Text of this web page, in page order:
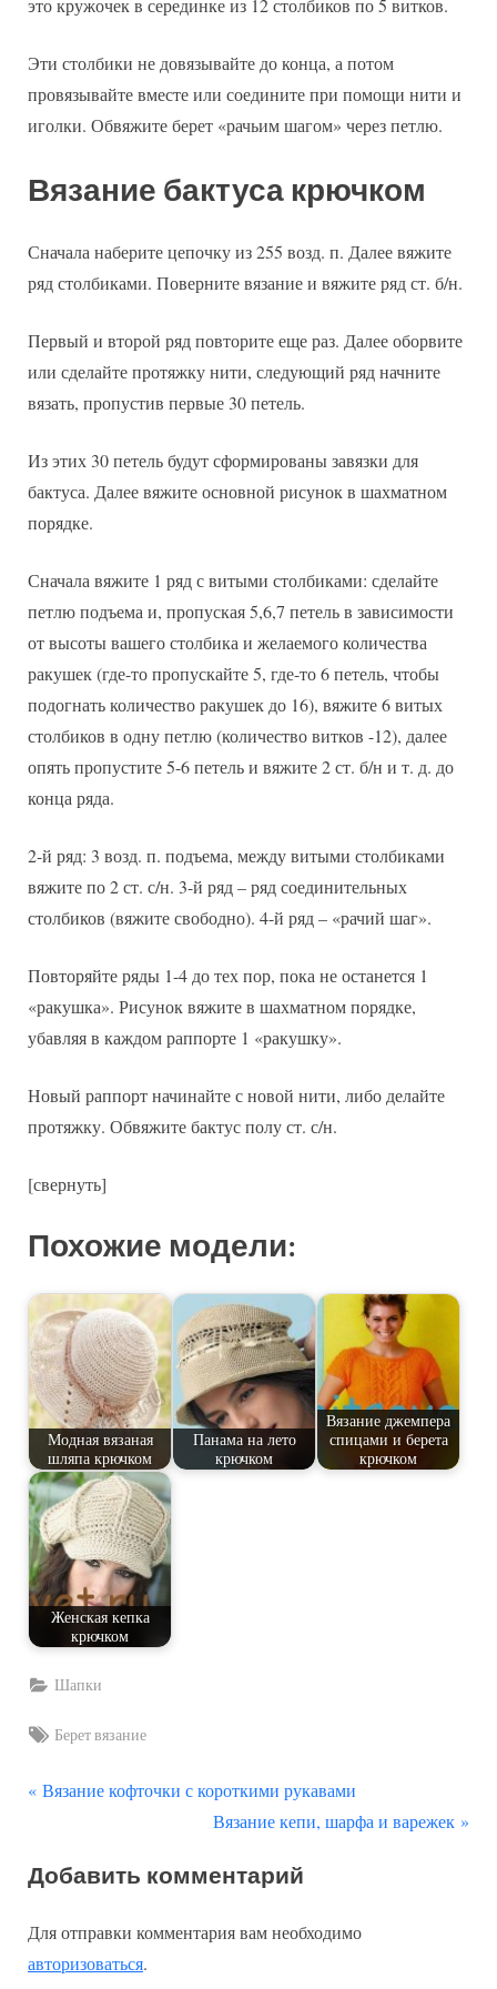
Эти столбики не довязывайте до конца, а потом
провязывайте вместе или соедините при помощи нити и
иголки. Обвяжите берет «рачьим шагом» через петлю.
Вязание бактуса крючком
Сначала наберите цепочку из 255 возд. п. Далее вяжите
ряд столбиками. Поверните вязание и вяжите ряд ст. б/н.
Первый и второй ряд повторите еще раз. Далее оборвите
или сделайте протяжку нити, следующий ряд начните
вязать, пропустив первые 30 петель.
Из этих 30 петель будут сформированы завязки для
бактуса. Далее вяжите основной рисунок в шахматном
порядке.
Сначала вяжите 1 ряд с витыми столбиками: сделайте
петлю подъема и, пропуская 5,6,7 петель в зависимости
от высоты вашего столбика и желаемого количества
ракушек (где-то пропускайте 5, где-то 6 петель, чтобы
подогнать количество ракушек до 16), вяжите 6 витых
столбиков в одну петлю (количество витков -12), далее
опять пропустите 5-6 петель и вяжите 2 ст. б/н и т. д. до
конца ряда.
2-й ряд: 3 возд. п. подъема, между витыми столбиками
вяжите по 2 ст. с/н. 3-й ряд – ряд соединительных
столбиков (вяжите свободно). 4-й ряд – «рачий шаг».
Повторяйте ряды 1-4 до тех пор, пока не останется 1
«ракушка». Рисунок вяжите в шахматном порядке,
убавляя в каждом раппорте 1 «ракушку».
Новый раппорт начинайте с новой нити, либо делайте
протяжку. Обвяжите бактус полу ст. с/н.
[свернуть]
Похожие модели:
Модная вязаная
шляпа крючком
Панама на лето
крючком
Вязание джемпера
спицами и берета
крючком
Женская кепка
крючком
Шапки
Tags:
Берет вязание
Навигация
записям
П
д
д
у
Вязание кофточки с короткими рукавами
С
е
у
Вязание кепи, шарфа и варежек
Добавить комментарий
Для отправки комментария вам необходимо
авторизоваться.